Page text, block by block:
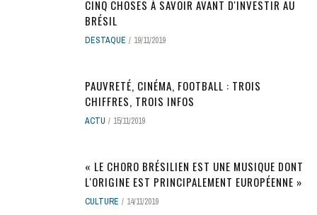
CINQ CHOSES À SAVOIR AVANT D'INVESTIR AU
BRÉSIL
DESTAQUE 19/11/2019
PAUVRETÉ, CINÉMA, FOOTBALL : TROIS
CHIFFRES, TROIS INFOS
ACTU 15/11/2019
« LE CHORO BRÉSILIEN EST UNE MUSIQUE DONT
L'ORIGINE EST PRINCIPALEMENT EUROPÉENNE »
CULTURE 14/11/2019